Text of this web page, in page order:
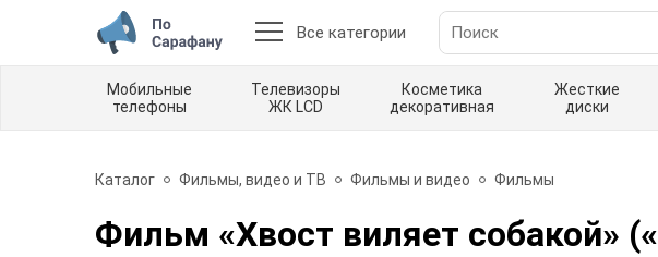
Все категории
Мобильные
телефоны
Телевизоры
ЖК LCD
Косметика
декоративная
Жесткие
диски
Каталог Фильмы, видео и ТВ Фильмы и видео Фильмы
Фильм «Хвост виляет собакой»